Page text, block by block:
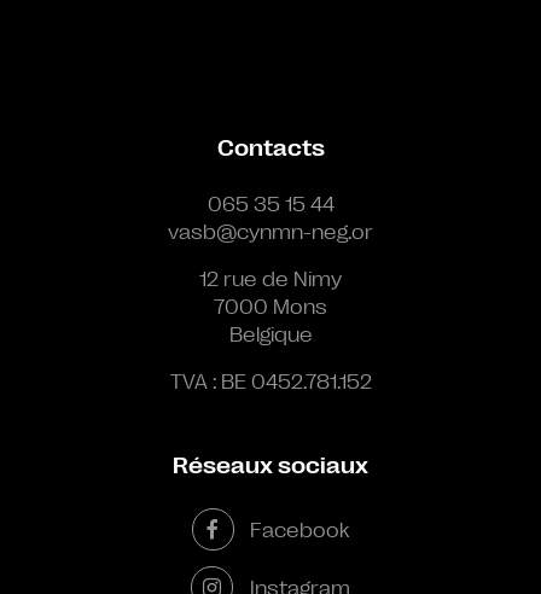
Contacts
065 35 15 44
vasb@cynmn-neg.or
12 rue de Nimy
7000 Mons
Belgique
TVA : BE 0452.781.152
Réseaux sociaux
Facebook
Instagram